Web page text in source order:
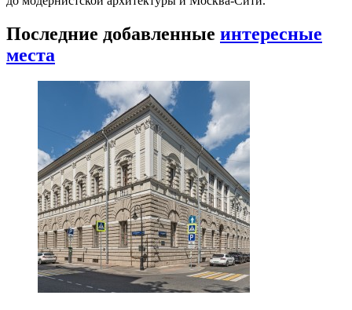
Последние добавленные интересные
места